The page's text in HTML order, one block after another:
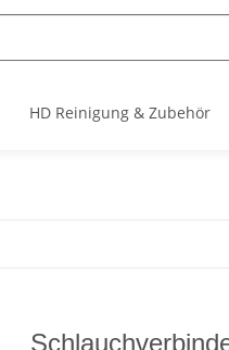
HD Reinigung & Zubehör